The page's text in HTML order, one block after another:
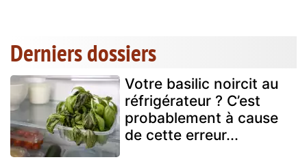
Derniers dossiers
Votre basilic noircit au
réfrigérateur ? C’est
probablement à cause
de cette erreur...